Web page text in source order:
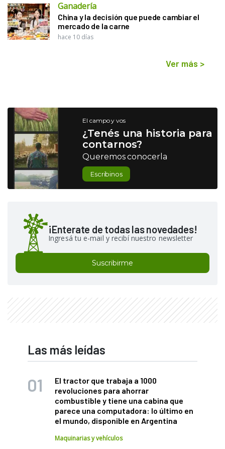
Ganadería
China y la decisión que puede cambiar el
mercado de la carne
hace 10 días
Ver más >
El campo y vos
¿Tenés una historia para
contarnos?
Queremos conocerla
Escribinos
¡Enterate de todas las novedades!
Ingresá tu e-mail y recibí nuestro newsletter
Suscribirme
Las más leídas
El tractor que trabaja a 1000
revoluciones para ahorrar
combustible y tiene una cabina que
parece una computadora: lo último en
el mundo, disponible en Argentina
Maquinarias y vehículos